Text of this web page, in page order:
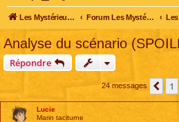
Les Mystérieuses Cités d'Or - LesCitesdOr.com Forum Les Mystérieuses Cités d'Or
Analyse du scénario
Répondre
24 messages 1
Lucie
Marin taciturne